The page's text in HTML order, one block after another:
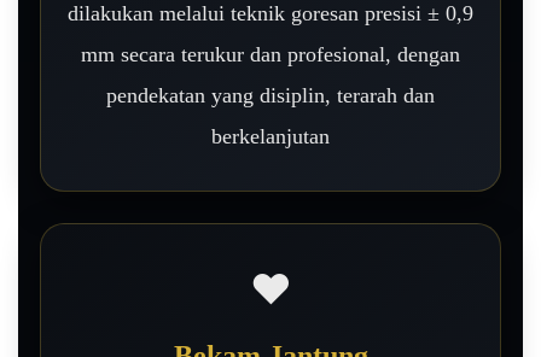
dilakukan melalui teknik goresan presisi ± 0,9
mm secara terukur dan profesional, dengan
pendekatan yang disiplin, terarah dan
berkelanjutan
❤️